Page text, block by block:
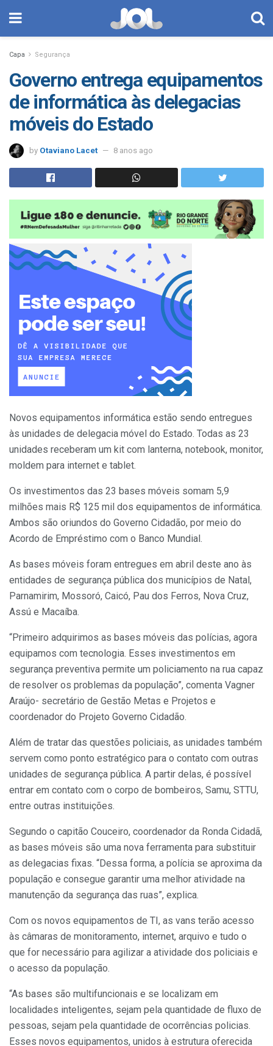
Capa Segurança
Governo entrega equipamentos
de informática às delegacias
móveis do Estado
by Otaviano Lacet 8 anos ago
Novos equipamentos informática estão sendo entregues
às unidades de delegacia móvel do Estado. Todas as 23
unidades receberam um kit com lanterna, notebook, monitor,
moldem para internet e tablet.
Os investimentos das 23 bases móveis somam 5,9
milhões mais R$ 125 mil dos equipamentos de informática.
Ambos são oriundos do Governo Cidadão, por meio do
Acordo de Empréstimo com o Banco Mundial.
As bases móveis foram entregues em abril deste ano às
entidades de segurança pública dos municípios de Natal,
Parnamirim, Mossoró, Caicó, Pau dos Ferros, Nova Cruz,
Assú e Macaíba.
“Primeiro adquirimos as bases móveis das polícias, agora
equipamos com tecnologia. Esses investimentos em
segurança preventiva permite um policiamento na rua capaz
de resolver os problemas da população”, comenta Vagner
Araújo- secretário de Gestão Metas e Projetos e
coordenador do Projeto Governo Cidadão.
Além de tratar das questões policiais, as unidades também
servem como ponto estratégico para o contato com outras
unidades de segurança pública. A partir delas, é possível
entrar em contato com o corpo de bombeiros, Samu, STTU,
entre outras instituições.
Segundo o capitão Couceiro, coordenador da Ronda Cidadã,
as bases móveis são uma nova ferramenta para substituir
as delegacias fixas. “Dessa forma, a polícia se aproxima da
população e consegue garantir uma melhor atividade na
manutenção da segurança das ruas”, explica.
Com os novos equipamentos de TI, as vans terão acesso
às câmaras de monitoramento, internet, arquivo e tudo o
que for necessário para agilizar a atividade dos policiais e
o acesso da população.
“As bases são multifuncionais e se localizam em
localidades inteligentes, sejam pela quantidade de fluxo de
pessoas, sejam pela quantidade de ocorrências policias.
Esses novos equipamentos, unidos à estrutura oferecida